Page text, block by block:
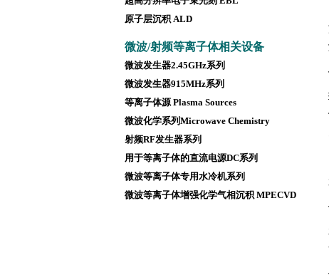
原子层沉积 ALD
微波/射频等离子体相关设备
微波发生器2.45GHz系列
微波发生器915MHz系列
等离子体源 Plasma Sources
微波化学系列Microwave Chemistry
射频RF发生器系列
用于等离子体的直流电源DC系列
微波等离子体专用水冷机系列
微波等离子体增强化学气相沉积 MPECVD